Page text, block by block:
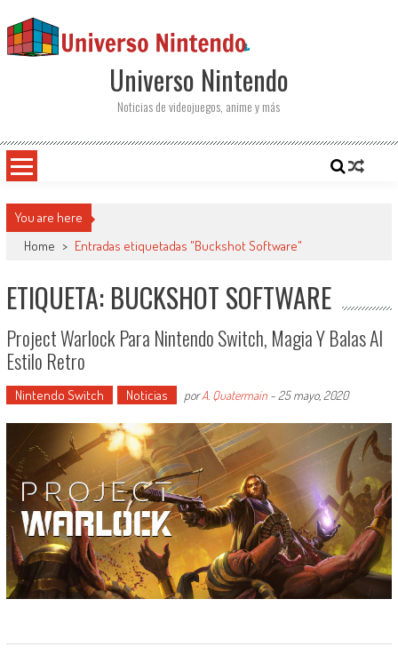
Universo Nintendo
Noticias de videojuegos, anime y más
You are here
Home > Entradas etiquetadas "Buckshot Software"
ETIQUETA: BUCKSHOT SOFTWARE
Project Warlock Para Nintendo Switch, Magia Y Balas Al
Estilo Retro
Nintendo Switch Noticias porA. Quatermain- 25 mayo, 2020